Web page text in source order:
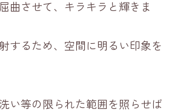
曲させて、キラキラと輝きま
するため、空間に明るい印象を
い等の限られた範囲を照らせば